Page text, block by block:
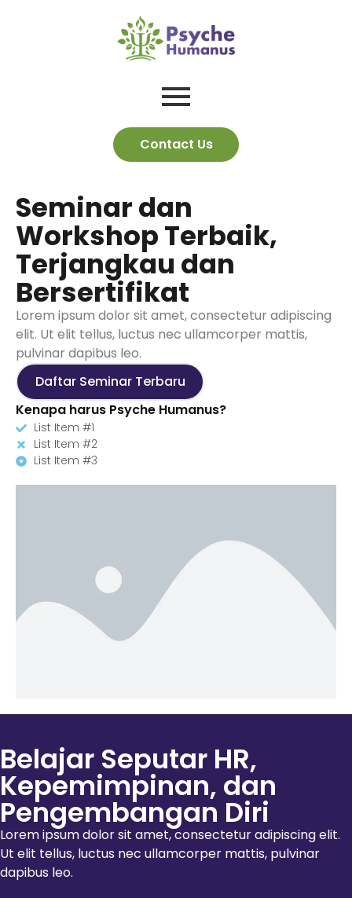
Contact Us
Seminar dan
Workshop Terbaik,
Terjangkau dan
Bersertifikat
Lorem ipsum dolor sit amet, consectetur adipiscing
elit. Ut elit tellus, luctus nec ullamcorper mattis,
pulvinar dapibus leo.
Daftar Seminar Terbaru
Kenapa harus Psyche Humanus?
List Item #1
List Item #2
List Item #3
Belajar Seputar HR,
Kepemimpinan, dan
Pengembangan Diri
Lorem ipsum dolor sit amet, consectetur adipiscing elit.
Ut elit tellus, luctus nec ullamcorper mattis, pulvinar
dapibus leo.